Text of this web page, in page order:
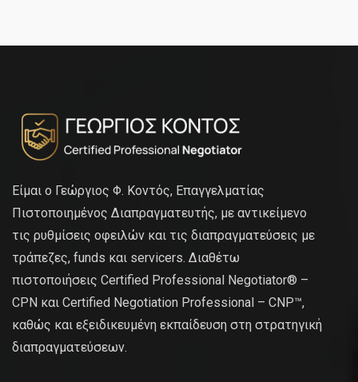
Είμαι ο Γεώργιος Φ. Κοντός, Επαγγελματίας
Πιστοποιημένος Διαπραγματευτής, με αντικείμενο
τις ρυθμίσεις οφειλών και τις διαπραγματεύσεις με
τράπεζες, funds και servicers. Διαθέτω
πιστοποιήσεις Certified Professional Negotiator® –
CPN και Certified Negotiation Professional – CNP™,
καθώς και εξειδικευμένη εκπαίδευση στη στρατηγική
διαπραγματεύσεων.